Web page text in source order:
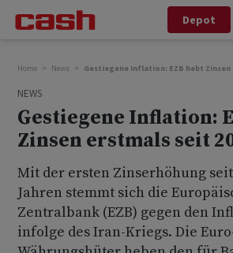
Depot
Home News Gestiegene Inflation: EZB hebt Zinsen
NEWS
Gestiegene Inflation:
Zinsen erstmals seit
Mit der ersten Zinserhöhung
Jahren stemmt sich die
Zentralbank (EZB) gegen den
infolge des Iran-Kriegs. Die